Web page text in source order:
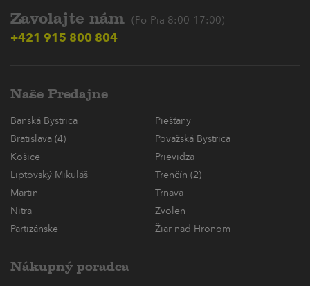
Zavolajte nám (Po-Pia 8:00-17:00)
+421 915 800 804
Naše Predajne
Banská Bystrica
Piešťany
Bratislava (4)
Považská Bystrica
Košice
Prievidza
Liptovský Mikuláš
Trenčín (2)
Martin
Trnava
Nitra
Zvolen
Partizánske
Žiar nad Hronom
Nákupný poradca